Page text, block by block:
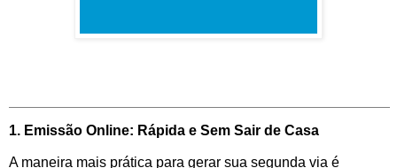
1. Emissão Online: Rápida e Sem Sair de Casa
A maneira mais prática para gerar sua segunda via é